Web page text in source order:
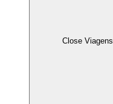
Close Viagens